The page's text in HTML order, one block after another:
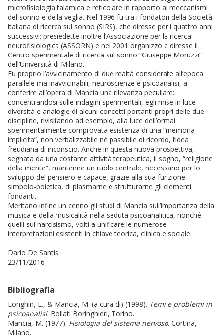
microfisiologia talamica e reticolare in rapporto ai meccanismi
del sonno e della veglia. Nel 1996 fu tra i fondatori della Società
italiana di ricerca sul sonno (SIRS), che diresse per i quattro anni
successivi; presiedette inoltre l’Associazione per la ricerca
neurofisiologica (ASSORN) e nel 2001 organizzò e diresse il
Centro sperimentale di ricerca sul sonno “Giuseppe Moruzzi”
dell’Università di Milano.
Fu proprio l’avvicinamento di due realtà considerate all’epoca
parallele ma inavvicinabili, neuroscienze e psicoanalisi, a
conferire all’opera di Mancia una rilevanza peculiare:
concentrandosi sulle indagini sperimentali, egli mise in luce
diversità e analogie di alcuni concetti portanti propri delle due
discipline, rivisitando ad esempio, alla luce dell’ormai
sperimentalmente comprovata esistenza di una “memoria
implicita”, non verbalizzabile né passibile di ricordo, l’idea
freudiana di inconscio. Anche in questa nuova prospettiva,
segnata da una costante attività terapeutica, il sogno, “religione
della mente”, mantenne un ruolo centrale, necessario per lo
sviluppo del pensiero e capace, grazie alla sua funzione
simbolo-poietica, di plasmarne e strutturarne gli elementi
fondanti.
Meritano infine un cenno gli studi di Mancia sull’importanza della
musica e della musicalità nella seduta psicoanalitica, nonché
quelli sul narcisismo, volti a unificare le numerose
interpretazioni esistenti in chiave teorica, clinica e sociale.
Dario De Santis
23/11/2016
Bibliografia
Longhin, L., & Mancia, M. (a cura di) (1998). Temi e problemi in
psicoanalisi. Bollati Boringhieri, Torino.
Mancia, M. (1977). Fisiologia del sistema nervoso. Cortina,
Milano.